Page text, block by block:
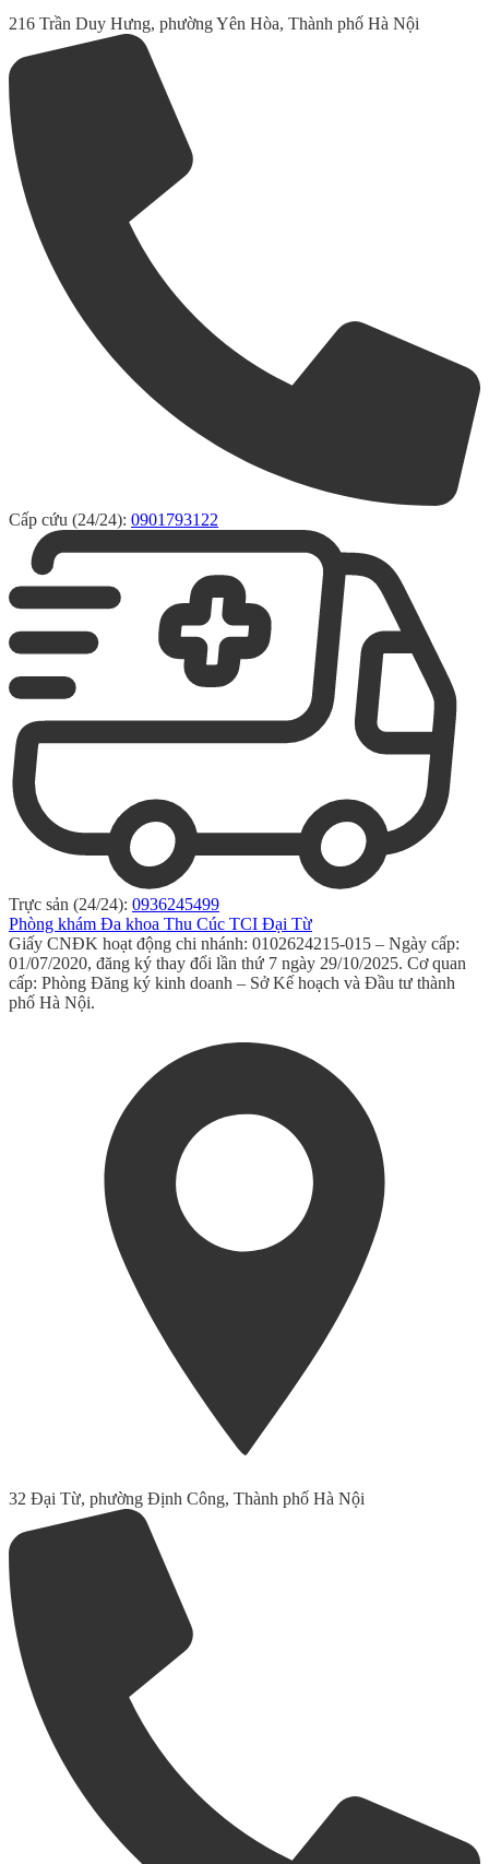
216 Trần Duy Hưng, phường Yên Hòa, Thành phố Hà Nội
Cấp cứu (24/24): 0901793122
Trực sản (24/24): 0936245499
Phòng khám Đa khoa Thu Cúc TCI Đại Từ
Giấy CNĐK hoạt động chi nhánh: 0102624215-015 – Ngày cấp:
01/07/2020, đăng ký thay đổi lần thứ 7 ngày 29/10/2025. Cơ quan
cấp: Phòng Đăng ký kinh doanh – Sở Kế hoạch và Đầu tư thành
phố Hà Nội.
32 Đại Từ, phường Định Công, Thành phố Hà Nội